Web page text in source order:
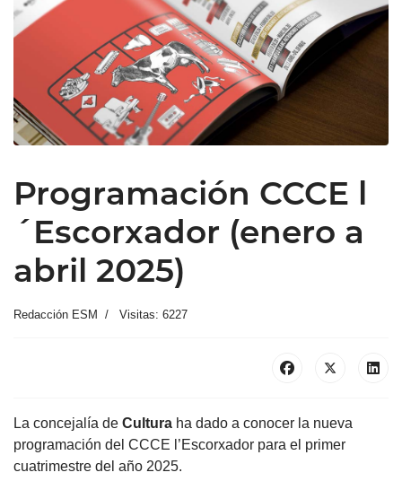
Programación CCCE l
´Escorxador (enero a
abril 2025)
Redacción ESM Visitas: 6227
La concejalía de Cultura ha dado a conocer la nueva
programación del CCCE l’Escorxador para el primer
cuatrimestre del año 2025.